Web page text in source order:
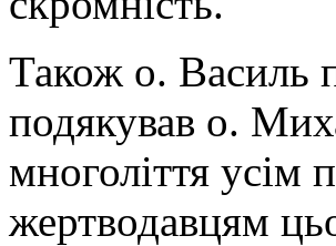
Також о. Василь
подякував о.
многоліття усім
жертводавцям